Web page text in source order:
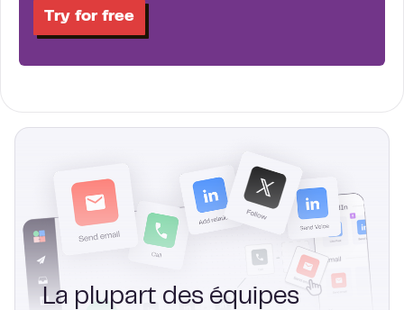
Try for free
La plupart des équipes